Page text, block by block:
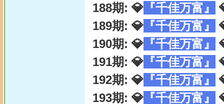
188期: 💎 『千佳万富』
189期: 💎 『千佳万富』
190期: 💎 『千佳万富』
191期: 💎 『千佳万富』
192期: 💎 『千佳万富』
193期: 💎 『千佳万富』